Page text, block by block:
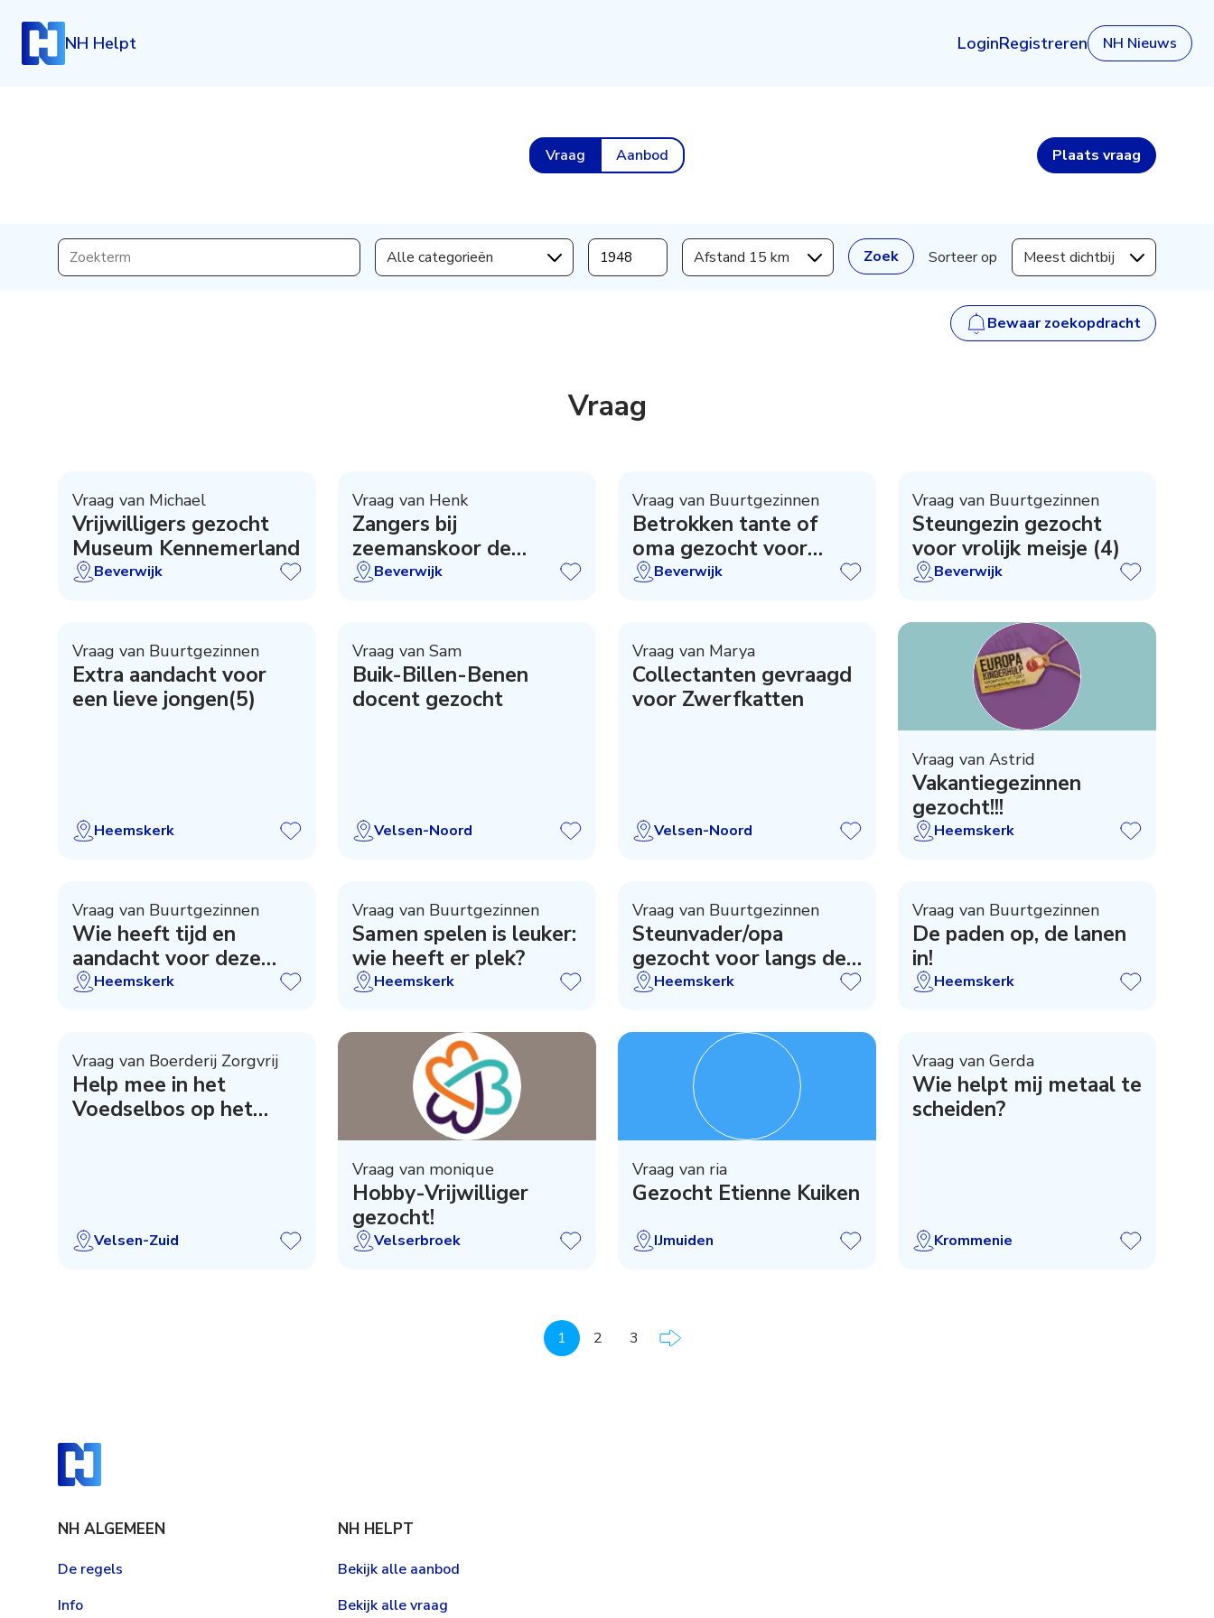
NH Helpt LoginRegistreren NH Nieuws
Vraag Aanbod Plaats vraag
Alle categorieën Afstand 15 km Zoek Sorteer op Meest dichtbij
Bewaar zoekopdracht
Vraag
Vraag van Michael
Vrijwilligers gezocht
Museum Kennemerland
Beverwijk
Vraag van Henk
Zangers bij
zeemanskoor de
Raddraaiers
Beverwijk
Vraag van Buurtgezinnen
Betrokken tante of
oma gezocht voor
warm gezi
Beverwijk
Vraag van Buurtgezinnen
Steungezin gezocht
voor vrolijk meisje (4)
Beverwijk
Vraag van Buurtgezinnen
Extra aandacht voor
een lieve jongen(5)
Heemskerk
Vraag van Sam
Buik-Billen-Benen
docent gezocht
Velsen-Noord
Vraag van Marya
Collectanten gevraagd
voor Zwerfkatten
Velsen-Noord
Vraag van Astrid
Vakantiegezinnen
gezocht!!!
Heemskerk
Vraag van Buurtgezinnen
Wie heeft tijd en
aandacht voor deze
jongen?
Heemskerk
Vraag van Buurtgezinnen
Samen spelen is leuker:
wie heeft er plek?
Heemskerk
Vraag van Buurtgezinnen
Steunvader/opa
gezocht voor langs de -
voetbal
Heemskerk
Vraag van Buurtgezinnen
De paden op, de lanen
in!
Heemskerk
Vraag van Boerderij Zorgvrij
Help mee in het
Voedselbos op het
Velsen-Zuid
Vraag van monique
Hobby-Vrijwilliger
gezocht!
Velserbroek
Vraag van ria
Gezocht Etienne Kuiken
IJmuiden
Vraag van Gerda
Wie helpt mij metaal te
scheiden?
Krommenie
1 2 3
NH ALGEMEEN
De regels
Info
NH HELPT
Bekijk alle aanbod
Bekijk alle vraag
Inloggen